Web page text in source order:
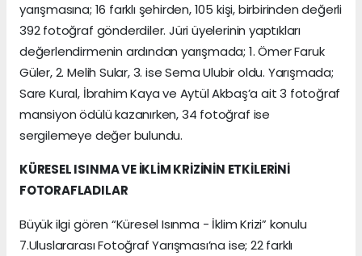
yarışmasına; 16 farklı şehirden, 105 kişi, birbirinden değerli
392 fotoğraf gönderdiler. Jüri üyelerinin yaptıkları
değerlendirmenin ardından yarışmada; 1. Ömer Faruk
Güler, 2. Melih Sular, 3. ise Sema Ulubir oldu. Yarışmada;
Sare Kural, İbrahim Kaya ve Aytül Akbaş’a ait 3 fotoğraf
mansiyon ödülü kazanırken, 34 fotoğraf ise
sergilemeye değer bulundu.
KÜRESEL ISINMA VE İKLİM KRİZİNİN ETKİLERİNİ
FOTORAFLADILAR
Büyük ilgi gören “Küresel Isınma - İklim Krizi” konulu
7.Uluslararası Fotoğraf Yarışması’na ise; 22 farklı